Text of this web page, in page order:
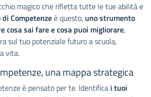
magico che rifletta tutte le tue abilità e
Competenzeè questo, uno strumento
cosa sai fare e cosa puoi migliorare,
sul tuo potenziale futuro a scuola,
vita.
una mappa strategica
è pensato per te. Identifica i tuoi